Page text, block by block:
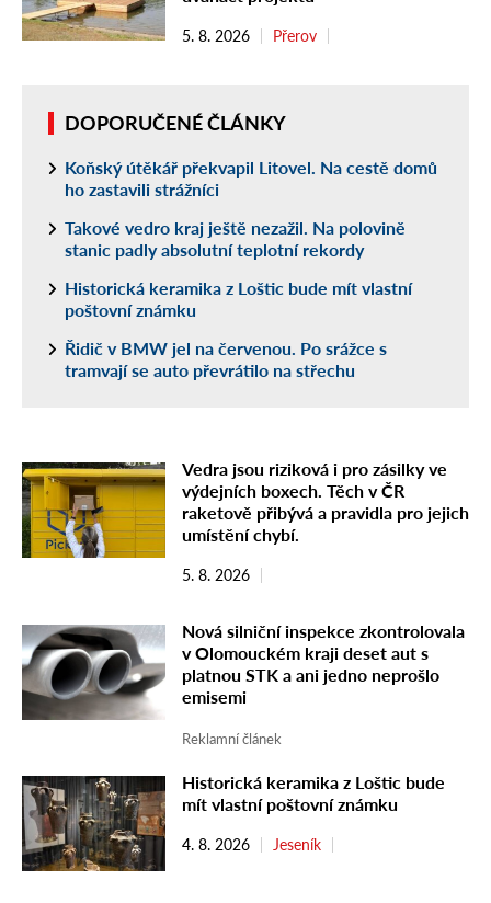
5. 8. 2026 Přerov
DOPORUČENÉ ČLÁNKY
Koňský útěkář překvapil Litovel. Na cestě domů
ho zastavili strážníci
Takové vedro kraj ještě nezažil. Na polovině
stanic padly absolutní teplotní rekordy
Historická keramika z Loštic bude mít vlastní
poštovní známku
Řidič v BMW jel na červenou. Po srážce s
tramvají se auto převrátilo na střechu
Vedra jsou riziková i pro zásilky ve
výdejních boxech. Těch v ČR
raketově přibývá a pravidla pro jejich
umístění chybí.
5. 8. 2026
Nová silniční inspekce zkontrolovala
v Olomouckém kraji deset aut s
platnou STK a ani jedno neprošlo
emisemi
Reklamní článek
Historická keramika z Loštic bude
mít vlastní poštovní známku
4. 8. 2026 Jeseník